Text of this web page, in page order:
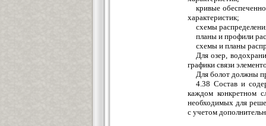
кривые
характеристик;
схемы
планы и профили
схемы и планы
Для озер,
графики связи
Для болот должны
4.38 Состав и
каждом конкретном
необходимых для
с учетом